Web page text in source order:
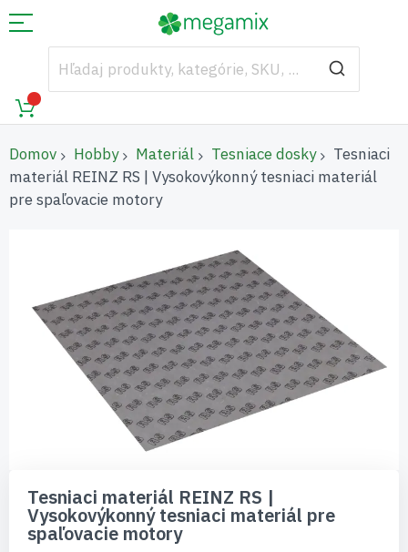
Domov Hobby Materiál Tesniace dosky
Tesniaci
materiál REINZ RS | Vysokovýkonný tesniaci materiál
pre spaľovacie motory
obrázkov
začiatok
galérie
obrázkov
Tesniaci materiál REINZ RS |
Vysokovýkonný tesniaci materiál pre
spaľovacie motory